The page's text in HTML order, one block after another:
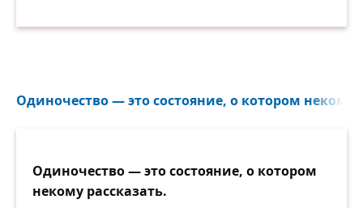
Одиночество — это состояние, о котором некому
Одиночество — это состояние, о котором
некому рассказать.